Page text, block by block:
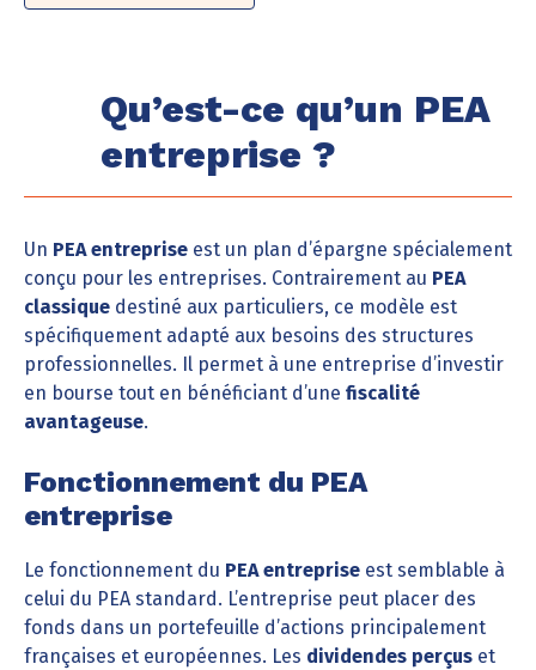
Qu’est-ce qu’un PEA
entreprise ?
Un PEA entreprise est un plan d’épargne spécialement
conçu pour les entreprises. Contrairement au PEA
classique destiné aux particuliers, ce modèle est
spécifiquement adapté aux besoins des structures
professionnelles. Il permet à une entreprise d’investir
en bourse tout en bénéficiant d’une fiscalité
avantageuse.
Fonctionnement du PEA
entreprise
Le fonctionnement du PEA entreprise est semblable à
celui du PEA standard. L’entreprise peut placer des
fonds dans un portefeuille d’actions principalement
françaises et européennes. Les dividendes perçus et